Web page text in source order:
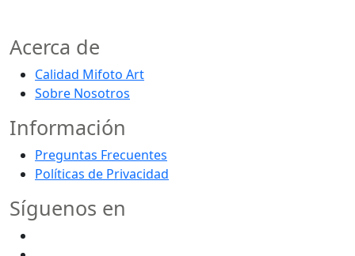
Acerca de
Calidad Mifoto Art
Sobre Nosotros
Información
Preguntas Frecuentes
Políticas de Privacidad
Síguenos en